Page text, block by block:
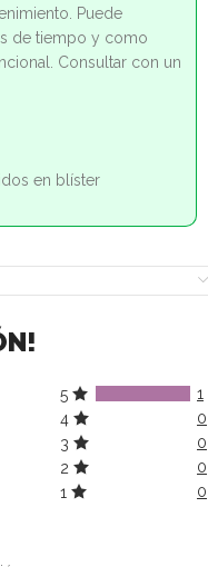
Puede
de tiempo y como
Consultar con un
en blíster
5
1
4
0
3
0
2
0
1
0